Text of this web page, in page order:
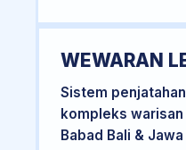
WEWARAN
Sistem
kompleks
Babad Bali &